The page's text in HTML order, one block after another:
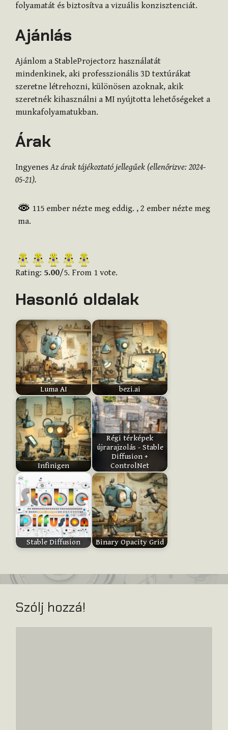
folyamatát és biztosítva a vizuális konzisztenciát.
Ajánlás
Ajánlom a StableProjectorz használatát
mindenkinek, aki professzionális 3D textúrákat
szeretne létrehozni, különösen azoknak, akik
szeretnék kihasználni a MI nyújtotta lehetőségeket a
munkafolyamatukban.
Árak
IngyenesAz árak tájékoztató jellegűek (ellenőrizve: 2024-
05-21).
115 ember nézte meg eddig. , 2 ember nézte meg
ma.
R
a
e
t
h
i
t
e
m
:
Submit
Rating
Rating: 5.00/5. From 1 vote.
Hasonló oldalak
Luma AI bezi.ai
Infinigen
Régi térképek
újrarajzolás - Stable
Diffusion +
ControlNet
Stable Diffusion Binary Opacity Grid
Szólj hozzá!